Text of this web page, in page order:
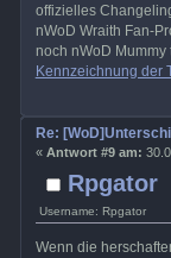
offizielles
nWoD Wraith Fan-
noch nWoD
Kennzeichnung der
Rpgator
Username: Rpgator
Re:
« Antwort #9 am:
Wenn die